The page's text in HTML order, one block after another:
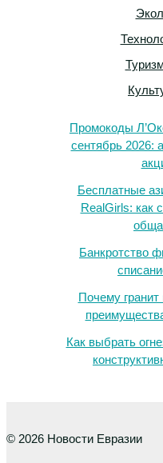
Промокоды
сентябрь 2026:
Бесплатные
RealGirls: как
Банкротство
Почему
Как выбрать
© 2026 Новости Евразии